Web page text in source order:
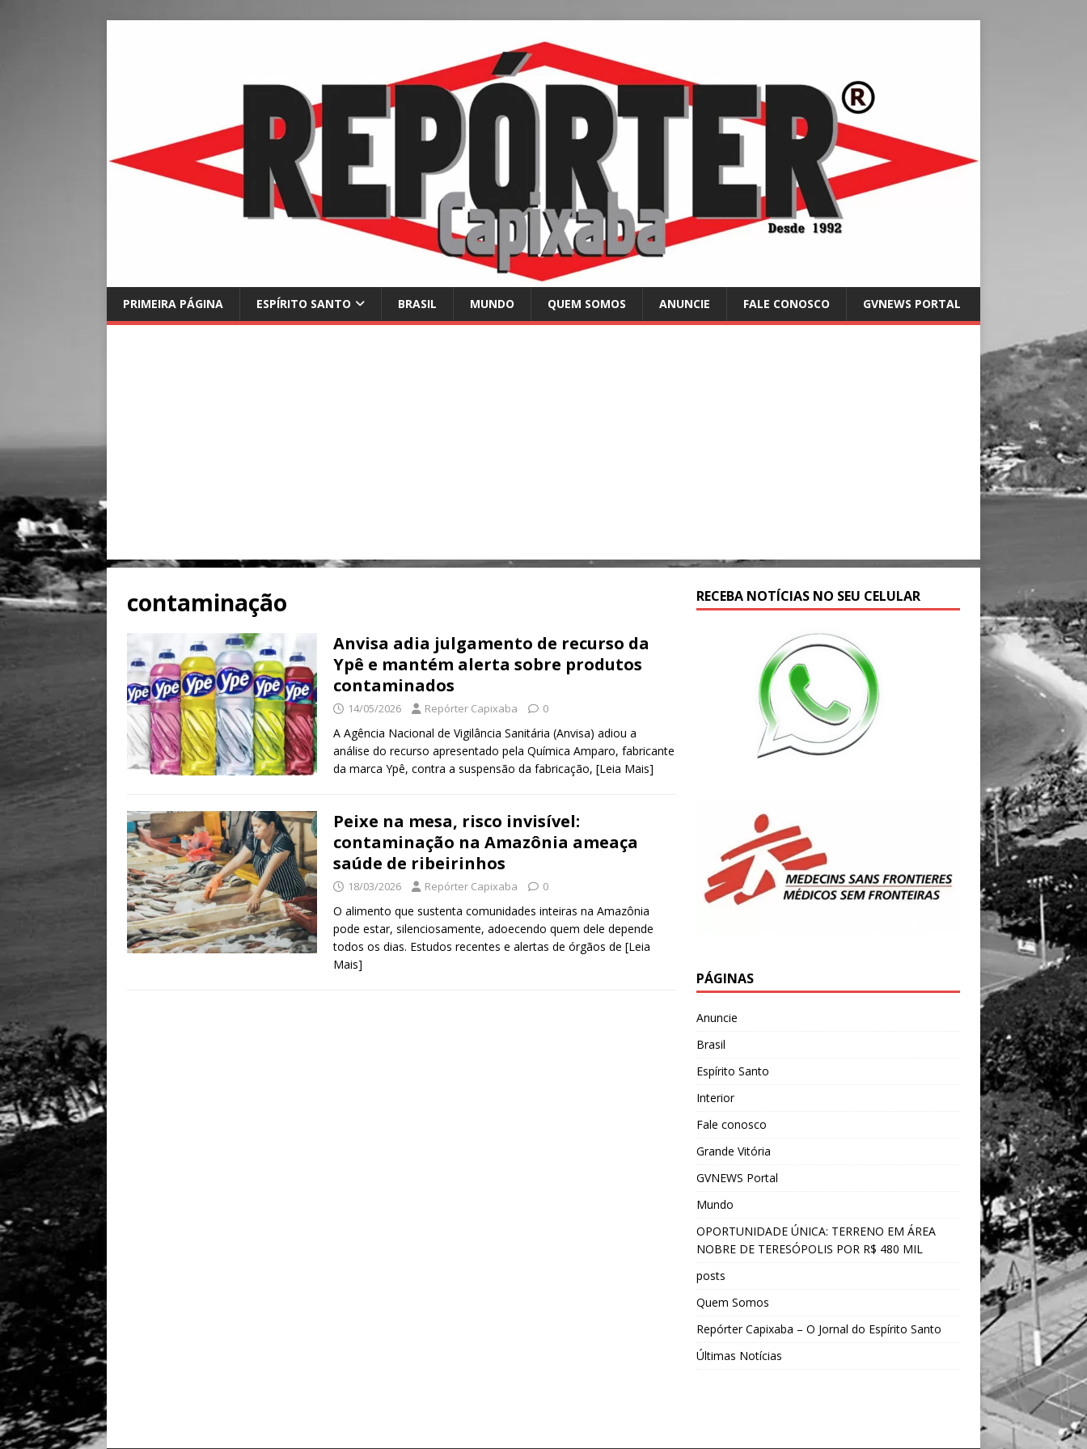
PRIMEIRA PÁGINA ESPÍRITO SANTO BRASIL MUNDO QUEM SOMOS ANUNCIE FALE CONOSCO GVNEWS PORTAL
contaminação
Anvisa adia julgamento de recurso da
Ypê e mantém alerta sobre produtos
contaminados
14/05/2026 Repórter Capixaba 0
A Agência Nacional de Vigilância Sanitária (Anvisa) adiou a
análise do recurso apresentado pela Química Amparo, fabricante
da marca Ypê, contra a suspensão da fabricação, [Leia Mais]
Peixe na mesa, risco invisível:
contaminação na Amazônia ameaça
saúde de ribeirinhos
18/03/2026 Repórter Capixaba 0
O alimento que sustenta comunidades inteiras na Amazônia
pode estar, silenciosamente, adoecendo quem dele depende
todos os dias. Estudos recentes e alertas de órgãos de [Leia
Mais]
RECEBA NOTÍCIAS NO SEU CELULAR
PÁGINAS
Anuncie
Brasil
Espírito Santo
Interior
Fale conosco
Grande Vitória
GVNEWS Portal
Mundo
OPORTUNIDADE ÚNICA: TERRENO EM ÁREA
NOBRE DE TERESÓPOLIS POR R$ 480 MIL
posts
Quem Somos
Repórter Capixaba – O Jornal do Espírito Santo
Últimas Notícias